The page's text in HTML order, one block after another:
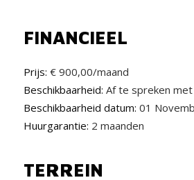
FINANCIEEL
Prijs: € 900,00/maand
Beschikbaarheid: Af te spreken
Beschikbaarheid datum: 01
Huurgarantie: 2 maanden
TERREIN